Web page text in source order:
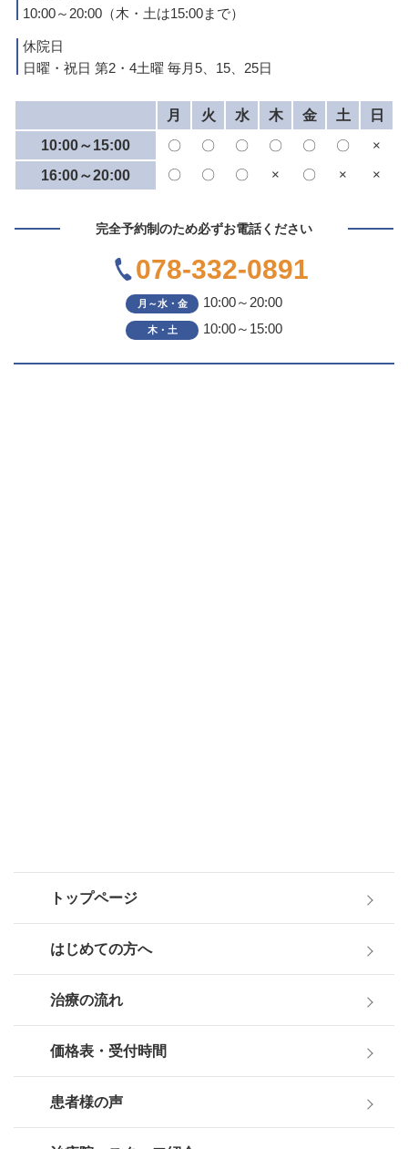
10:00～20:00（木・土は15:00まで）
休院日
日曜・祝日 第2・4土曜 毎月5、15、25日
月 火 水 木 金 土
日
10:00～15:00
〇 〇 〇 〇 〇 〇
×
16:00～20:00
〇 〇 〇 × 〇 × ×
完全予約制のため必ずお電話ください
078-332-0891
月～水・金 10:00～20:00
木・土 10:00～15:00
トップページ
はじめての方へ
治療の流れ
価格表・受付時間
患者様の声